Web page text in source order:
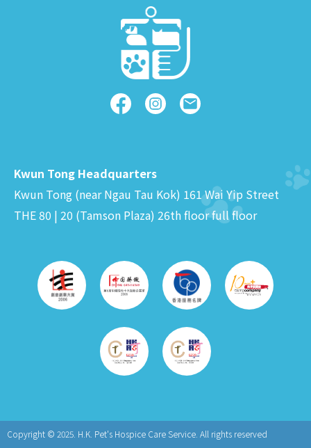
Kwun Tong Headquarters
Kwun Tong (near Ngau Tau Kok) 161 Wai Yip Street
THE 80 | 20 (Tamson Plaza) 26th floor full floor
Copyright © 2025. H.K. Pet's Hospice Care Service. All rights reserved